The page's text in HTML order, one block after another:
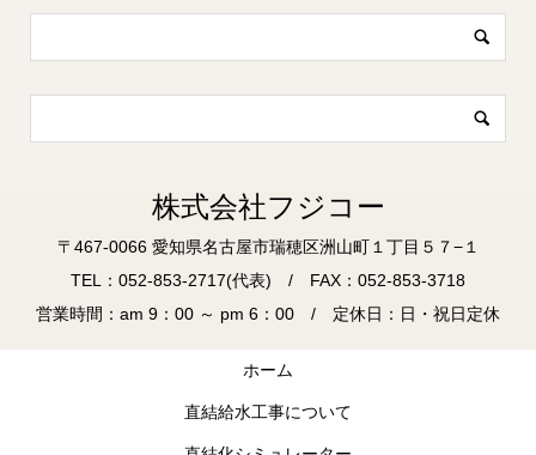
株式会社フジコー
〒467-0066 愛知県名古屋市瑞穂区洲山町１丁目５７−１
TEL：052-853-2717(代表) / FAX：052-853-3718
営業時間：am 9：00 ～ pm 6：00 / 定休日：日・祝日定休
ホーム
直結給水工事について